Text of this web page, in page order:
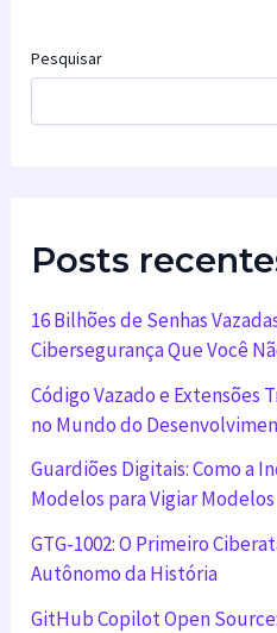
Pesquisar
Posts
16 Bilhões de Senhas
Cibersegurança Que Você
Código Vazado e Extensões
no Mundo do
Guardiões Digitais: Como a
Modelos para Vigiar Modelos
GTG-1002: O Primeiro
Autônomo da História
GitHub Copilot Open